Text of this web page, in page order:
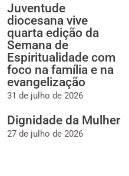
Juventude
diocesana vive
quarta edição da
Semana de
Espiritualidade com
foco na família e na
evangelização
31 de julho de 2026
Dignidade da Mulher
27 de julho de 2026